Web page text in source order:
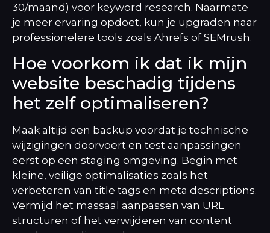
30/maand) voor keyword research. Naarmate
je meer ervaring opdoet, kun je upgraden naar
professionelere tools zoals Ahrefs of SEMrush.
Hoe voorkom ik dat ik mijn
website beschadig tijdens
het zelf optimaliseren?
Maak altijd een backup voordat je technische
wijzigingen doorvoert en test aanpassingen
eerst op een staging omgeving. Begin met
kleine, veilige optimalisaties zoals het
verbeteren van title tags en meta descriptions.
Vermijd het massaal aanpassen van URL
structuren of het verwijderen van content